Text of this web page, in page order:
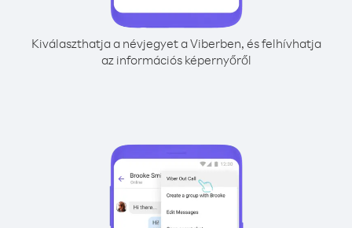
Kiválaszthatja a névjegyet a Viberben, és felhívhatja
az információs képernyőről